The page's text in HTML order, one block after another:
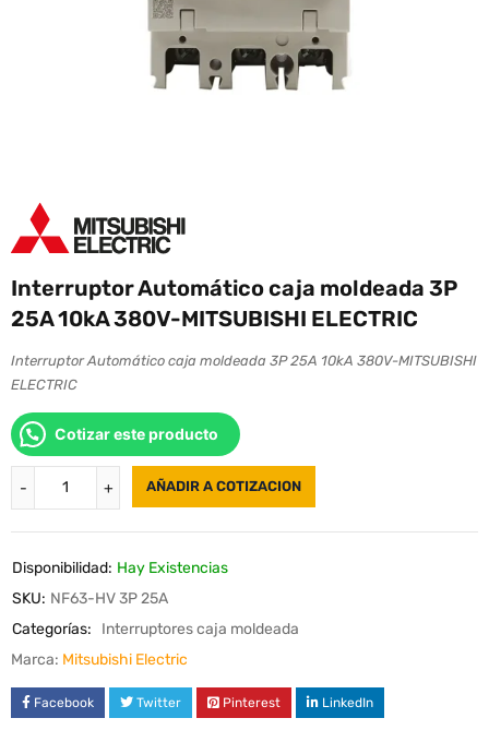
Interruptor Automático caja moldeada 3P
25A 10kA 380V-MITSUBISHI ELECTRIC
Interruptor Automático caja moldeada 3P 25A 10kA 380V-MITSUBISHI
ELECTRIC
Cotizar este producto
AÑADIR A COTIZACION
Disponibilidad: Hay Existencias
SKU: NF63-HV 3P 25A
Categorías:
Interruptores caja moldeada
Marca: Mitsubishi Electric
Facebook Twitter Pinterest LinkedIn